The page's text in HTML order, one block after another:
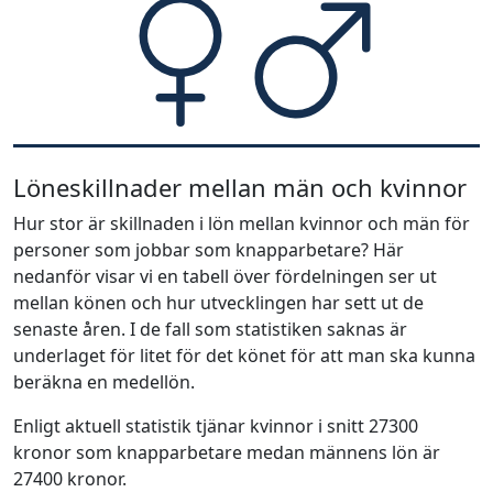
Löneskillnader mellan män och kvinnor
Hur stor är skillnaden i lön mellan kvinnor och män för
personer som jobbar som knapparbetare? Här
nedanför visar vi en tabell över fördelningen ser ut
mellan könen och hur utvecklingen har sett ut de
senaste åren. I de fall som statistiken saknas är
underlaget för litet för det könet för att man ska kunna
beräkna en medellön.
Enligt aktuell statistik tjänar kvinnor i snitt 27300
kronor som knapparbetare medan männens lön är
27400 kronor.